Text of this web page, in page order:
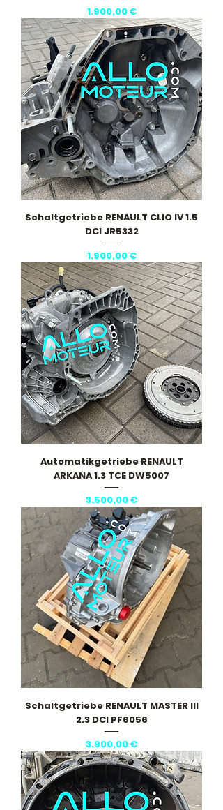
Preis
1.900,00 €
Schaltgetriebe RENAULT CLIO IV 1.5
DCI JR5332
Preis
1.900,00 €
Automatikgetriebe RENAULT
ARKANA 1.3 TCE DW5007
Preis
3.500,00 €
Schaltgetriebe RENAULT MASTER III
2.3 DCI PF6056
Preis
3.900,00 €